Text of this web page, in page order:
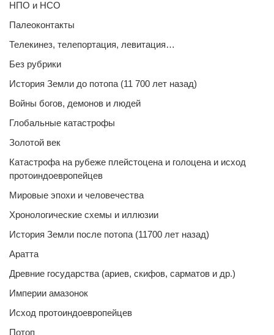
НПО и НСО
Палеоконтакты
Телекинез, телепортация, левитация…
Без рубрики
История Земли до потопа (11 700 лет назад)
Войны богов, демонов и людей
Глобальные катастрофы
Золотой век
Катастрофа на рубеже плейстоцена и голоцена и исход
протоиндоевропейцев
Мировые эпохи и человечества
Хронологические схемы и иллюзии
История Земли после потопа (11700 лет назад)
Аратта
Древние государства (ариев, скифов, сарматов и др.)
Империи амазонок
Исход протоиндоевропейцев
Потоп